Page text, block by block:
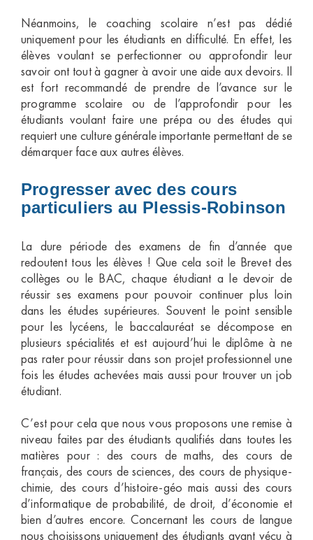
Néanmoins, le coaching scolaire n’est pas dédié
uniquement pour les étudiants en difficulté. En effet, les
élèves voulant se perfectionner ou approfondir leur
savoir ont tout à gagner à avoir une aide aux devoirs. Il
est fort recommandé de prendre de l’avance sur le
programme scolaire ou de l’approfondir pour les
étudiants voulant faire une prépa ou des études qui
requiert une culture générale importante permettant de se
démarquer face aux autres élèves.
Progresser avec des cours
particuliers au Plessis-Robinson
La dure période des examens de fin d’année que
redoutent tous les élèves ! Que cela soit le Brevet des
collèges ou le BAC, chaque étudiant a le devoir de
réussir ses examens pour pouvoir continuer plus loin
dans les études supérieures. Souvent le point sensible
pour les lycéens, le baccalauréat se décompose en
plusieurs spécialités et est aujourd’hui le diplôme à ne
pas rater pour réussir dans son projet professionnel une
fois les études achevées mais aussi pour trouver un job
étudiant.
C’est pour cela que nous vous proposons une remise à
niveau faites par des étudiants qualifiés dans toutes les
matières pour : des cours de maths, des cours de
français, des cours de sciences, des cours de physique-
chimie, des cours d’histoire-géo mais aussi des cours
d’informatique de probabilité, de droit, d’économie et
bien d’autres encore. Concernant les cours de langue
nous choisissons uniquement des étudiants ayant vécu à